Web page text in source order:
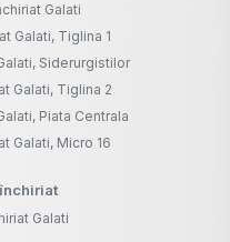
Galati
Galati, Tiglina 1
Siderurgistilor
Galati, Tiglina 2
Piata Centrala
Galati, Micro 16
Galati